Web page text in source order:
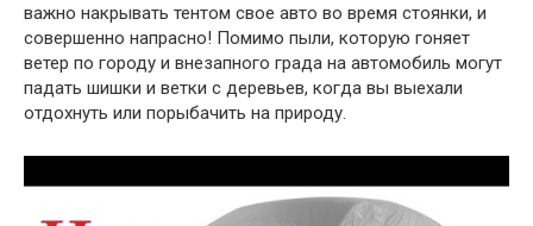
важно накрывать тентом свое авто во время стоянки, и
совершенно напрасно! Помимо пыли, которую гоняет
ветер по городу и внезапного града на автомобиль могут
падать шишки и ветки с деревьев, когда вы выехали
отдохнуть или порыбачить на природу.